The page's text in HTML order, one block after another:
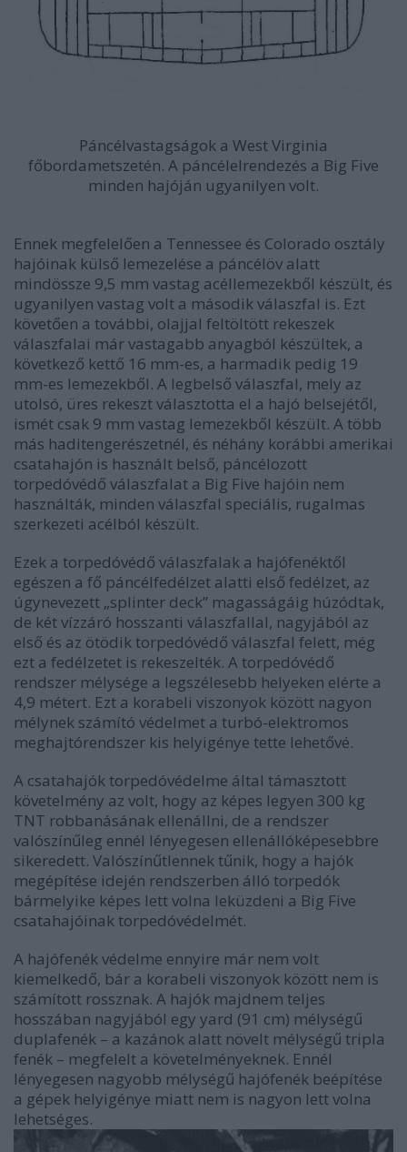
Páncélvastagságok a West Virginia
főbordametszetén. A páncélelrendezés a Big Five
minden hajóján ugyanilyen volt.
Ennek megfelelően a Tennessee és Colorado osztály
hajóinak külső lemezelése a páncélöv alatt
mindössze 9,5 mm vastag acéllemezekből készült, és
ugyanilyen vastag volt a második válaszfal is. Ezt
követően a további, olajjal feltöltött rekeszek
válaszfalai már vastagabb anyagból készültek, a
következő kettő 16 mm-es, a harmadik pedig 19
mm-es lemezekből. A legbelső válaszfal, mely az
utolsó, üres rekeszt választotta el a hajó belsejétől,
ismét csak 9 mm vastag lemezekből készült. A több
más haditengerészetnél, és néhány korábbi amerikai
csatahajón is használt belső, páncélozott
torpedóvédő válaszfalat a Big Five hajóin nem
használták, minden válaszfal speciális, rugalmas
szerkezeti acélból készült.
Ezek a torpedóvédő válaszfalak a hajófenéktől
egészen a fő páncélfedélzet alatti első fedélzet, az
úgynevezett „splinter deck” magasságáig húzódtak,
de két vízzáró hosszanti válaszfallal, nagyjából az
első és az ötödik torpedóvédő válaszfal felett, még
ezt a fedélzetet is rekeszelték. A torpedóvédő
rendszer mélysége a legszélesebb helyeken elérte a
4,9 métert. Ezt a korabeli viszonyok között nagyon
mélynek számító védelmet a turbó-elektromos
meghajtórendszer kis helyigénye tette lehetővé.
A csatahajók torpedóvédelme által támasztott
követelmény az volt, hogy az képes legyen 300 kg
TNT robbanásának ellenállni, de a rendszer
valószínűleg ennél lényegesen ellenállóképesebbre
sikeredett. Valószínűtlennek tűnik, hogy a hajók
megépítése idején rendszerben álló torpedók
bármelyike képes lett volna leküzdeni a Big Five
csatahajóinak torpedóvédelmét.
A hajófenék védelme ennyire már nem volt
kiemelkedő, bár a korabeli viszonyok között nem is
számított rossznak. A hajók majdnem teljes
hosszában nagyjából egy yard (91 cm) mélységű
duplafenék – a kazánok alatt növelt mélységű tripla
fenék – megfelelt a követelményeknek. Ennél
lényegesen nagyobb mélységű hajófenék beépítése
a gépek helyigénye miatt nem is nagyon lett volna
lehetséges.